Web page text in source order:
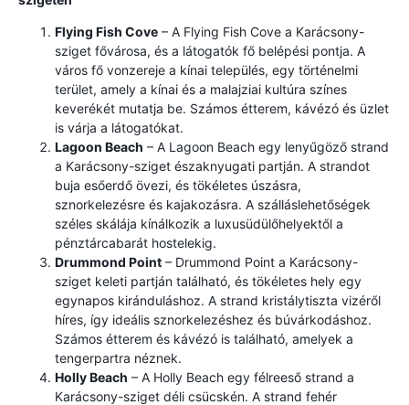
Flying Fish Cove – A Flying Fish Cove a Karácsony-
sziget fővárosa, és a látogatók fő belépési pontja. A
város fő vonzereje a kínai település, egy történelmi
terület, amely a kínai és a malajziai kultúra színes
keverékét mutatja be. Számos étterem, kávézó és üzlet
is várja a látogatókat.
Lagoon Beach – A Lagoon Beach egy lenyűgöző strand
a Karácsony-sziget északnyugati partján. A strandot
buja esőerdő övezi, és tökéletes úszásra,
sznorkelezésre és kajakozásra. A szálláslehetőségek
széles skálája kínálkozik a luxusüdülőhelyektől a
pénztárcabarát hostelekig.
Drummond Point – Drummond Point a Karácsony-
sziget keleti partján található, és tökéletes hely egy
egynapos kiránduláshoz. A strand kristálytiszta vizéről
híres, így ideális sznorkelezéshez és búvárkodáshoz.
Számos étterem és kávézó is található, amelyek a
tengerpartra néznek.
Holly Beach – A Holly Beach egy félreeső strand a
Karácsony-sziget déli csücskén. A strand fehér